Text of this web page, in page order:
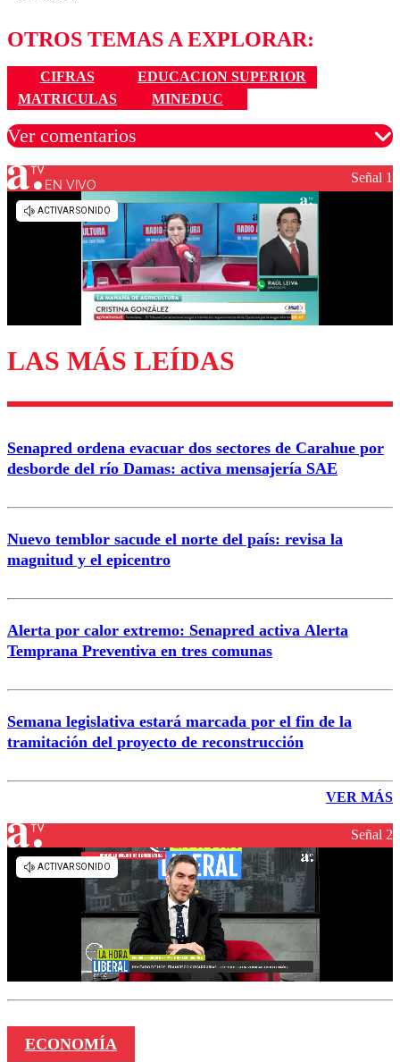
OTROS TEMAS A EXPLORAR:
CIFRAS
EDUCACION SUPERIOR
MATRICULAS
MINEDUC
Ver comentarios
Los comentarios son moderados para garantizar un
diálogo respetuoso.
Enviar comentario
EN VIVO Señal 1
LAS MÁS LEÍDAS
Senapred ordena evacuar dos sectores de Carahue por
desborde del río Damas: activa mensajería SAE
Nuevo temblor sacude el norte del país: revisa la
magnitud y el epicentro
Alerta por calor extremo: Senapred activa Alerta
Temprana Preventiva en tres comunas
Semana legislativa estará marcada por el fin de la
tramitación del proyecto de reconstrucción
VER MÁS
Señal 2
ECONOMÍA